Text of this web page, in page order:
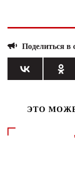
Поделиться в
ЭТО